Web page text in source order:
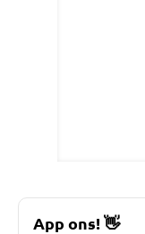
App ons!👋